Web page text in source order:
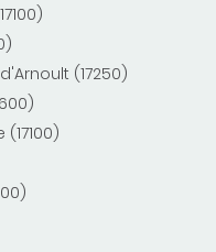
(17250)